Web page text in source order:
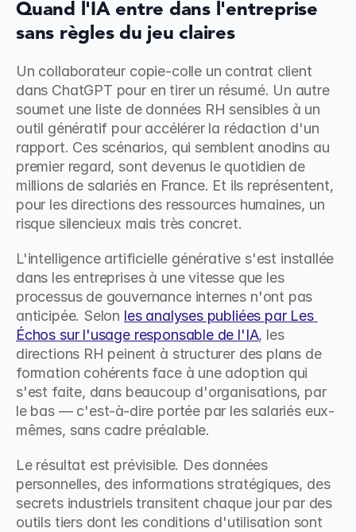
Quand l'IA entre dans l'entreprise
sans règles du jeu claires
Un collaborateur copie-colle un contrat client
dans ChatGPT pour en tirer un résumé. Un autre
soumet une liste de données RH sensibles à un
outil génératif pour accélérer la rédaction d'un
rapport. Ces scénarios, qui semblent anodins au
premier regard, sont devenus le quotidien de
millions de salariés en France. Et ils représentent,
pour les directions des ressources humaines, un
risque silencieux mais très concret.
L'intelligence artificielle générative s'est installée
dans les entreprises à une vitesse que les
processus de gouvernance internes n'ont pas
anticipée. Selon les analyses publiées par Les
Échos sur l'usage responsable de l'IA, les
directions RH peinent à structurer des plans de
formation cohérents face à une adoption qui
s'est faite, dans beaucoup d'organisations, par
le bas — c'est-à-dire portée par les salariés eux-
mêmes, sans cadre préalable.
Le résultat est prévisible. Des données
personnelles, des informations stratégiques, des
secrets industriels transitent chaque jour par des
outils tiers dont les conditions d'utilisation sont